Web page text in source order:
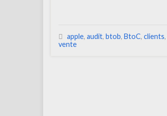
apple, audit, btob, BtoC, clients,
vente